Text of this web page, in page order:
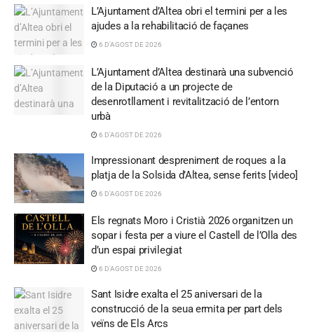
L’Ajuntament d’Altea obri el termini per a les
ajudes a la rehabilitació de façanes
6 D'AGOST DE 2026
L’Ajuntament d’Altea destinarà una subvenció
de la Diputació a un projecte de
desenrotllament i revitalització de l’entorn
urbà
6 D'AGOST DE 2026
Impressionant despreniment de roques a la
platja de la Solsida d’Altea, sense ferits [video]
6 D'AGOST DE 2026
Els regnats Moro i Cristià 2026 organitzen un
sopar i festa per a viure el Castell de l’Olla des
d’un espai privilegiat
6 D'AGOST DE 2026
Sant Isidre exalta el 25 aniversari de la
construcció de la seua ermita per part dels
veïns de Els Arcs